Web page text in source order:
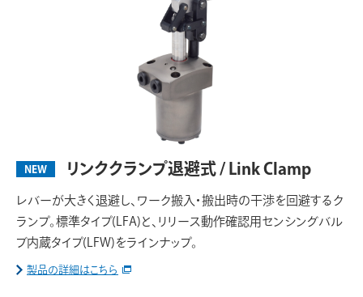
NEW リンククランプ退避式 / Link Clamp
レバーが大きく退避し、ワーク搬入・搬出時の干渉を回避するク
ランプ。標準タイプ(LFA)と、リリース動作確認用センシングバル
ブ内蔵タイプ(LFW)をラインナップ。
製品の詳細はこちら